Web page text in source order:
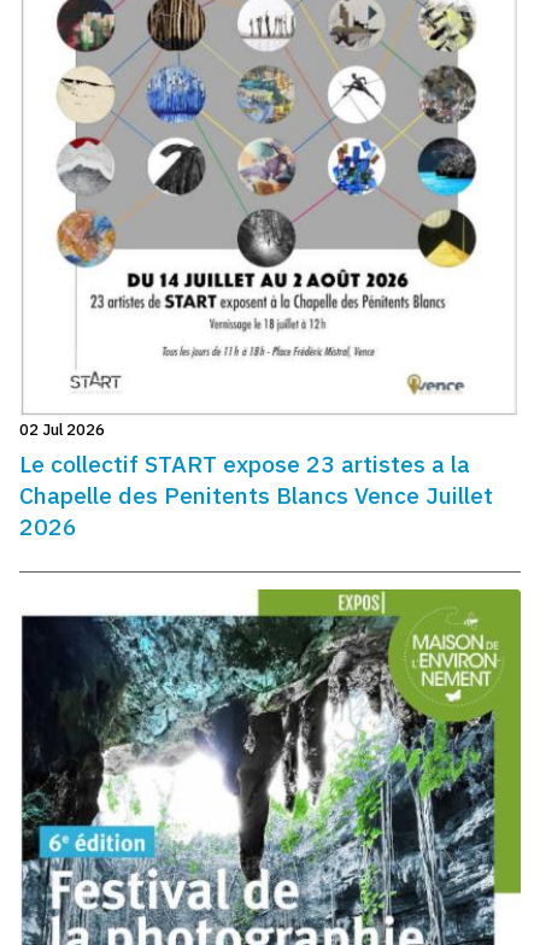
02 Jul 2026
Le collectif START expose 23 artistes a la
Chapelle des Penitents Blancs Vence Juillet
2026